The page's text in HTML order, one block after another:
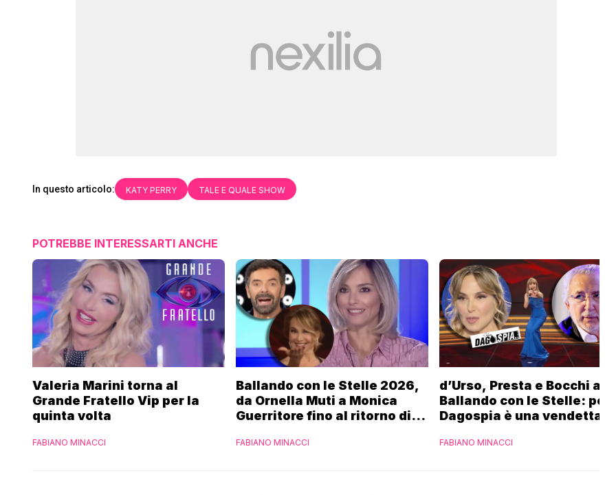
In questo articolo: KATY PERRY TALE E QUALE SHOW
POTREBBE INTERESSARTI ANCHE
Valeria Marini torna al
Grande Fratello Vip per la
quinta volta
FABIANO MINACCI
Ballando con le Stelle 2026,
da Ornella Muti a Monica
Guerritore fino al ritorno di
l’esclusiva di Gabriele
FABIANO MINACCI
d’Urso, Presta e Bocchi a
Ballando con le Stelle: per
Dagospia è una vendetta
FABIANO MINACCI